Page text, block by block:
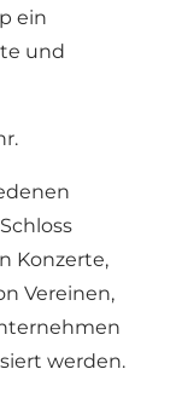
ein
und
Konzerte,
Vereinen,
werden.